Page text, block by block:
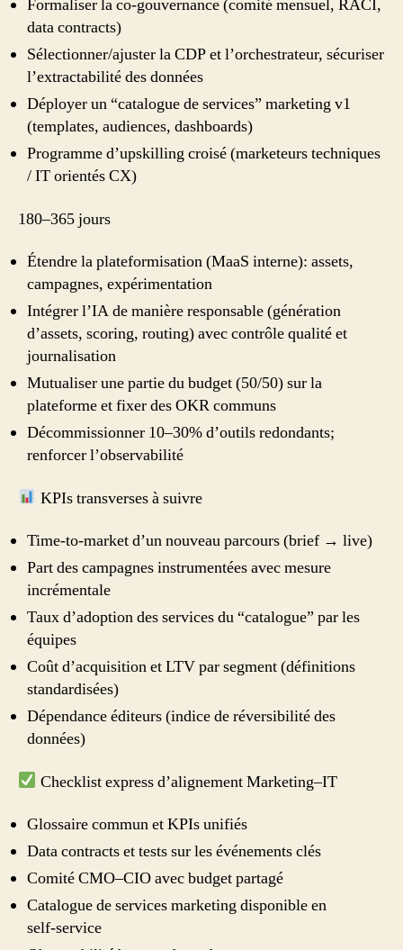
Formaliser la co‑gouvernance (comité mensuel, RACI,
data contracts)
Sélectionner/ajuster la CDP et l’orchestrateur, sécuriser
l’extractabilité des données
Déployer un “catalogue de services” marketing v1
(templates, audiences, dashboards)
Programme d’upskilling croisé (marketeurs techniques
/ IT orientés CX)
180–365 jours
Étendre la plateformisation (MaaS interne): assets,
campagnes, expérimentation
Intégrer l’IA de manière responsable (génération
d’assets, scoring, routing) avec contrôle qualité et
journalisation
Mutualiser une partie du budget (50/50) sur la
plateforme et fixer des OKR communs
Décommissionner 10–30% d’outils redondants;
renforcer l’observabilité
KPIs transverses à suivre
Time‑to‑market d’un nouveau parcours (brief → live)
Part des campagnes instrumentées avec mesure
incrémentale
Taux d’adoption des services du “catalogue” par les
équipes
Coût d’acquisition et LTV par segment (définitions
standardisées)
Dépendance éditeurs (indice de réversibilité des
données)
Checklist express d’alignement Marketing–IT
Glossaire commun et KPIs unifiés
Data contracts et tests sur les événements clés
Comité CMO–CIO avec budget partagé
Catalogue de services marketing disponible en
self‑service